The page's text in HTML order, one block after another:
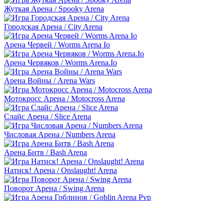
Жуткая Арена / Spooky Arena
Городская Арена / City Arena
Арена Червей / Worms Arena Io
Арена Червяков / Worms Arena.Io
Арена Войны / Arena Wars
Мотокросс Арена / Motocross Arena
Слайс Арена / Slice Arena
Числовая Арена / Numbers Arena
Арена Битв / Bash Arena
Натиск! Арена / Onslaught! Arena
Поворот Арена / Swing Arena